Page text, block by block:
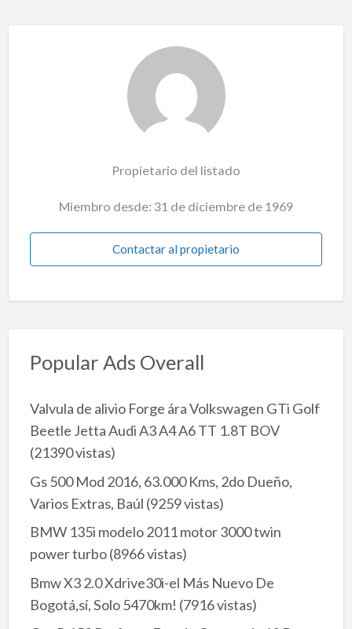
Propietario del listado
Miembro desde: 31 de diciembre de 1969
Contactar al propietario
Popular Ads Overall
Valvula de alivio Forge ára Volkswagen GTi Golf
Beetle Jetta Audi A3 A4 A6 TT 1.8T BOV
(21390 vistas)
Gs 500 Mod 2016, 63.000 Kms, 2do Dueño,
Varios Extras, Baúl (9259 vistas)
BMW 135i modelo 2011 motor 3000 twin
power turbo(8966 vistas)
Bmw X3 2.0 Xdrive30i-el Más Nuevo De
Bogotá,sí, Solo 5470km! (7916 vistas)